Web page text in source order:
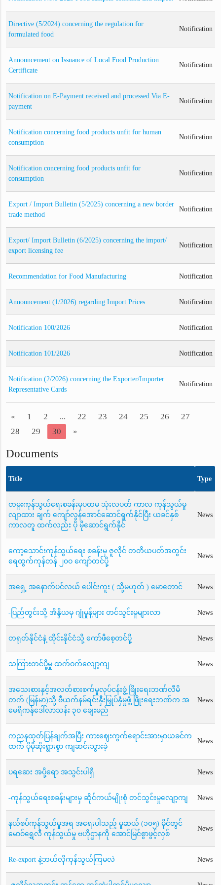
Directive (5/2024) concerning the regulation for
formulated food
Notification
Announcement on Issuance of Local Food Production
Certificate
Notification
Notification on E-Payment received and processed Via E-
payment
Notification
Notification concerning food products unfit for human
consumption
Notification
Notification concerning food products unfit for
consumption
Notification
Export / Import Bulletin (5/2025) concerning a new border
trade method
Notification
Export/ Import Bulletin (6/2025) concerning the import/
export licensing fee
Notification
Recommendation for Food Manufacturing Notification
Announcement (1/2026) regarding Import Prices Notification
Notification 100/2026 Notification
Notification 101/2026 Notification
Notification (2/2026) concerning the Exporter/Importer
Representative Cards
Notification
« 1 2 ... 22 23 24 25 26
27
28
29 30 »
Documents
Title Type
တမူးကုန်သွယ်ရေးစခန်းမှပထမ သုံးလပတ် ကာလ ကုန်သွယ်မှု
လျာထား ချက် ကျော်လွန်အောင်ဆောင်ရွက်နိုင်ပြီး ယခင်နှစ်
ကာလတူ ထက်လည်း ပို မိုဆောင်ရွက်နိုင်
News
ကော့သောင်းကုန်သွယ်ရေး စခန်းမှ ဇူလိုင် တတိယပတ်အတွင်း
ရေထွက်ကုန်တန် ၂၀ဝ ကျော်တင်ပို့
News
အရှေ့ အနောက်ပင်လယ် ပေါင်းကူး ( သို့မဟုတ် ) မောတောင် News
-ပြည်တွင်းသို့ အိန္ဒိယမှ ဂျုံမှုန့်များ တင်သွင်းမှုများလာ News
တရုတ်နိုင်ငံနဲ့ ထိုင်းနိုင်ငံသို့ ကော်ဖီစေ့တင်ပို့ News
သကြားတင်ပို့မှု ထက်ဝက်လျော့ကျ News
အသေးစားနှင့်အလတ်စားစက်မှုလုပ်ငန်းဖွံ့ ဖြိုးရေးဘဏ်လီမိ
တက် (မြန်မာ)သို့ ဗီယက်နမ်ရင်းနှီးမြှုပ်နှံမှုဖွံ့ ဖြိုးရေးဘဏ်က အ
မေရိကန်ဒေါ်လာသန်း ၃၀ ချေးမည်
News
ကညနထုတ်ပြန်ချက်အပြီး ကားဈေးကွက်ရောင်းအားမှာယခင်က
ထက် ပိုမိုဆိုးရွားစွာ ကျဆင်းသွားခဲ့
News
ပရဆေး အပို့ရော အသွင်းပါရှိ News
-ကုန်သွယ်ရေးစခန်းများမှ ဆိုင်ကယ်မျိုးစုံ တင်သွင်းမှုလျော့ကျ News
နယ်စပ်ကုန်သွယ်မှုအရ အရေးပါသည့် မူဆယ် (၁၀၅) မိုင်တွင်
မောဝ်ရွှေလီ ကုန်သွယ်မှု ဗဟိုဌာနကို အောင်မြင်စွာဖွင့်လှစ်
News
Re-export နဲ့ဘယ်လိုကုန်သွယ်ကြမလဲ News